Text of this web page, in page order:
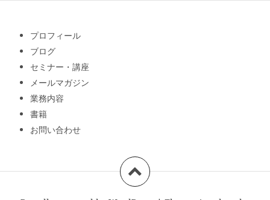
プロフィール
ブログ
セミナー・講座
メールマガジン
業務内容
書籍
お問い合わせ